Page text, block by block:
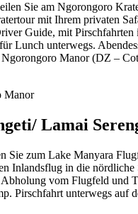
Sie am Ngorongoro
mit Ihrem privaten
Guide, mit
Lunch unterwegs.
Manor (DZ –
Manor
Lamai
Sie zum Lake Manyara
Inlandsflug in die nördliche
vom Flugfeld und
Pirschfahrt unterwegs auf